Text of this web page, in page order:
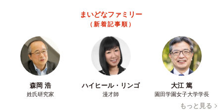
まいどなファミリー
（新着記事順）
森岡 浩
姓氏研究家
ハイヒール・リンゴ
漫才師
大江 篤
園田学園女子大学学長
もっと見る